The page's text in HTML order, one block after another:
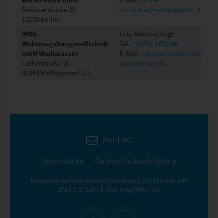
Dircksenstraße 38
10178 Berlin
christin.schneider@wbm.de
WBG -
Wohnungsbaugesellschaft
mbH Weißwasser
Lutherstraße 66
02943 Weißwasser/ O.L.
Frau Melanie Vogt
Tel.: 03576/ 2780388
E-Mail: melanie.vogt@wbg-
weisswasser.de
Kontakt
Impressum
Datenschutzerklärung
Duale Hochschule Sachsen | Hoffnung 83 | Telefon: +49
3763 173-120 | E-Mail: info@dhsn.de